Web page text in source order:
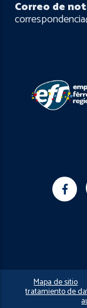
Correo de
Mapa de sitio
tratamiento de